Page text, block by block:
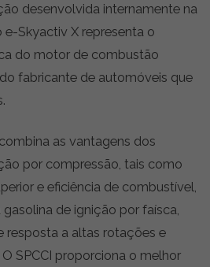
desenvolvida internamente na
Skyactiv X representa o
do motor de combustão
fabricante de automóveis que
as vantagens dos
por compressão, tais como
e eficiência de combustível,
de ignição por faísca,
resposta a altas rotações e
SPCCI proporciona o melhor